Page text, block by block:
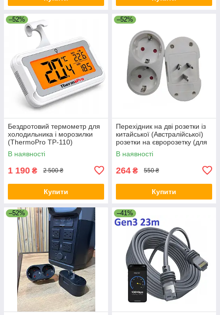
–52%
Бездротовий термометр для
холодильника і морозилки
(ThermoPro TP-110)
В наявності
1 190 ₴ 2 500 ₴
Купити
–52%
Перехідник на дві розетки із
китайської (Австралійської)
розетки на євророзетку (для
Ecoflow) 10А / 250В для
подорожей Білий
В наявності
264 ₴ 550 ₴
Купити
–52% –41%